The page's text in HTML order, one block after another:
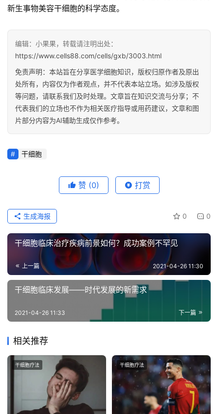
新生事物美容干细胞的科学态度。
编辑：小果果，转载请注明出处：
https://www.cells88.com/cells/gxb/3003.html
免责声明：本站旨在分享医学细胞知识，版权归原作者及原出
处所有，内容仅为作者观点，并不代表本站立场。如涉及版权
等问题，请联系我们及时处理。文章旨在知识交流与分享；不
代表我们的立场也不作为相关医疗指导或用药建议，文章和图
片部分内容为AI辅助生成仅作参考。
干细胞
赞 (0) 打赏
0 0
生成海报
干细胞临床治疗疾病前景如何？成功案例不罕见
上一篇 2021-04-26 11:30
干细胞临床发展——时代发展的新需求
下一篇
2021-04-26 11:33
相关推荐
干细胞疗法 干细胞疗法